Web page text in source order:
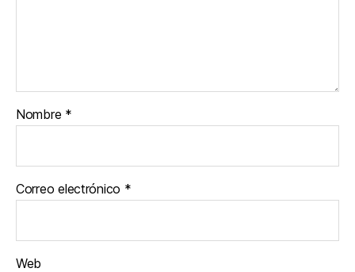
Nombre *
Correo electrónico *
Web